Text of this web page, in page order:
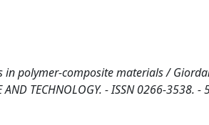
polymer-composite materials /
AND TECHNOLOGY. - ISSN 0266-3538.